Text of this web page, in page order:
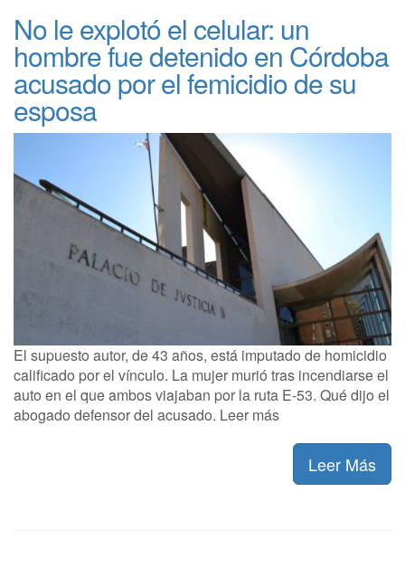
No le explotó el celular: un
hombre fue detenido en Córdoba
acusado por el femicidio de su
esposa
El supuesto autor, de 43 años, está imputado de homicidio
calificado por el vínculo. La mujer murió tras incendiarse el
auto en el que ambos viajaban por la ruta E-53. Qué dijo el
abogado defensor del acusado. Leer más
Leer Más